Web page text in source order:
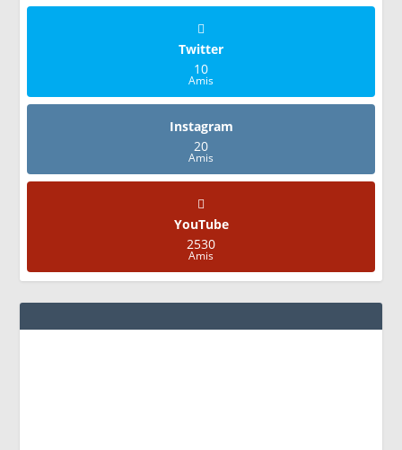
Twitter
10
Amis
Instagram
20
Amis
YouTube
2530
Amis